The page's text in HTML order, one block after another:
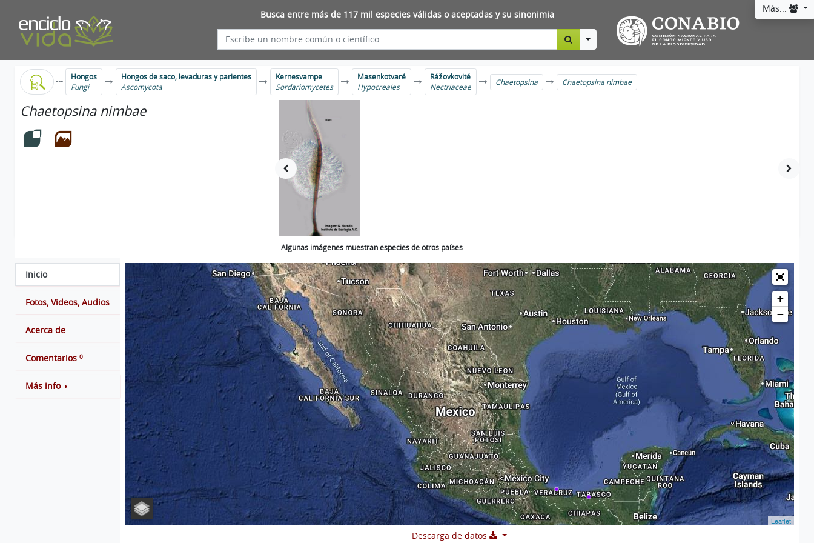
Más...
Busca entre más de 117 mil especies válidas o aceptadas y su sinonimia
Toggle Dropdown
Hongos
Fungi
Hongos de saco, levaduras y parientes
Ascomycota
Kernesvampe
Sordariomycetes
Masenkotvaré
Hypocreales
Rážovkovité
Nectriaceae
Chaetopsina Chaetopsina nimbae
Chaetopsina nimbae
Algunas imágenes muestran especies de otros países
Inicio
Fotos, Videos, Audios
Acerca de
Comentarios 0
Más info
+
−
Leaflet
Descarga de datos